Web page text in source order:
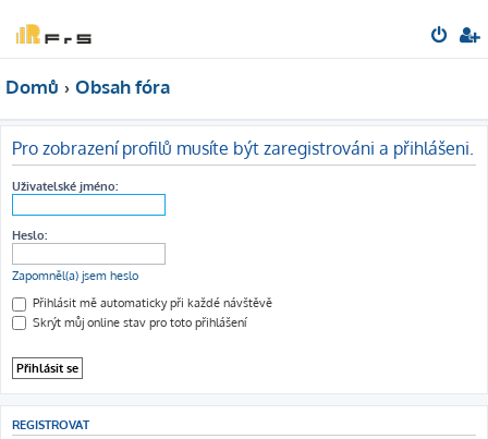
Domů Obsah fóra
Pro zobrazení profilů musíte být zaregistrováni a přihlášeni.
Uživatelské jméno:
Heslo:
Zapomněl(a) jsem heslo
Přihlásit mě automaticky při každé návštěvě
Skrýt můj online stav pro toto přihlášení
REGISTROVAT